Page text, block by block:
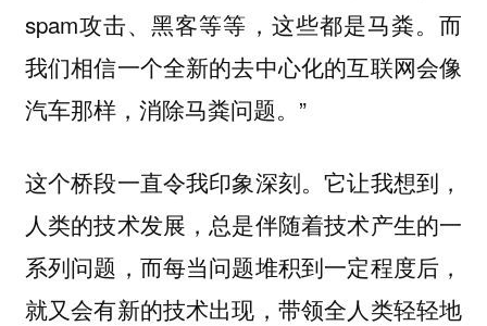
spam攻击、黑客等等，这些都是马粪。而
我们相信一个全新的去中心化的互联网会像
汽车那样，消除马粪问题。”
这个桥段一直令我印象深刻。它让我想到，
人类的技术发展，总是伴随着技术产生的一
系列问题，而每当问题堆积到一定程度后，
就又会有新的技术出现，带领全人类轻轻地